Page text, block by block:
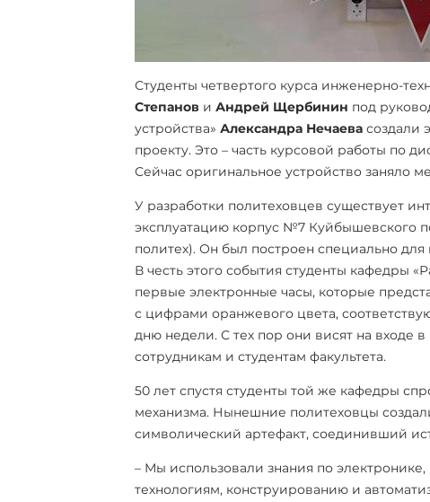
Студенты четвертого курса инженерно-
Степанов и Андрей Щербинин под
устройства» Александра Нечаевасоздали
проекту. Это – часть курсовой работы по
Сейчас оригинальное устройство заняло
У разработки политеховцев существует
эксплуатацию корпус №7 Куйбышевского
политех). Он был построен специально для
В честь этого события студенты кафедры
первые электронные часы, которые
с цифрами оранжевого цвета,
дню недели. С тех пор они висят на входе
сотрудникам и студентам факультета.
50 лет спустя студенты той же кафедры
механизма. Нынешние политеховцы
символический артефакт, соединивший
– Мы использовали знания по
технологиям, конструированию и